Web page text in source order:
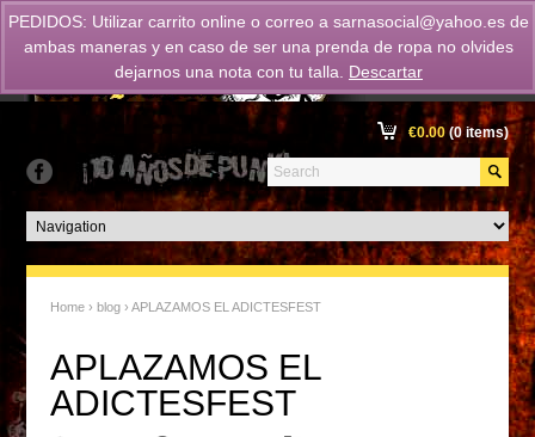
€0.00(0 items)
Home ›blog › APLAZAMOS EL ADICTESFEST
APLAZAMOS EL
ADICTESFEST
PEDIDOS: Utilizar carrito online o correo a sarnasocial@yahoo.es de
ambas maneras y en caso de ser una prenda de ropa no olvides
dejarnos una nota con tu talla.
Descartar